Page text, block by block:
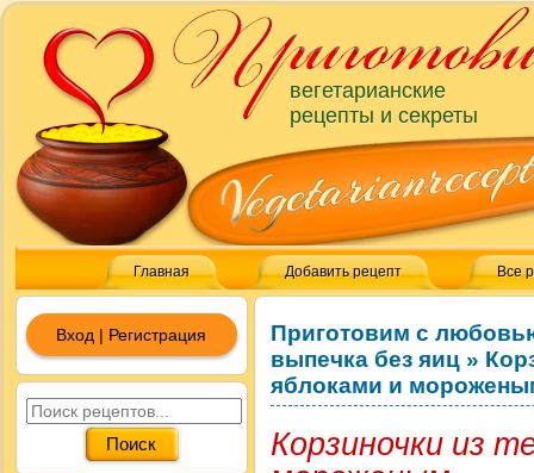
вегетарианские
рецепты и секреты
Главная Добавить рецепт Все
Приготовим с
выпечка без яиц »
яблоками и
Корзиночки из
Вход | Регистрация